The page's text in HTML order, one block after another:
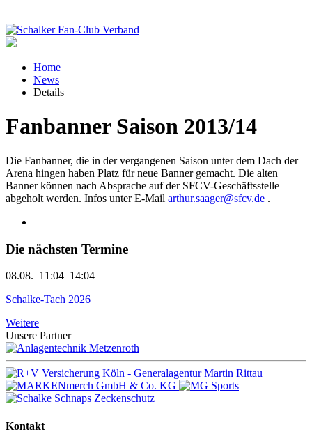
Home
News
Details
Fanbanner Saison 2013/14
Die Fanbanner, die in der vergangenen Saison unter dem Dach der
Arena hingen haben Platz für neue Banner gemacht. Die alten
Banner können nach Absprache auf der SFCV-Geschäftsstelle
abgeholt werden. Infos unter E-Mail arthur.saager@sfcv.de .
Die nächsten Termine
08.08. 11:04–14:04
Schalke-Tach 2026
Weitere
Unsere Partner
Kontakt